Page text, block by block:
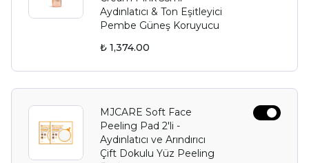
Aydınlatıcı & Ton Eşitleyici
Pembe Güneş Koruyucu
₺ 1,374.00
MJCARE Soft Face
Peeling Pad 2'li -
Aydınlatıcı ve Arındırıcı
Çift Dokulu Yüz Peeling